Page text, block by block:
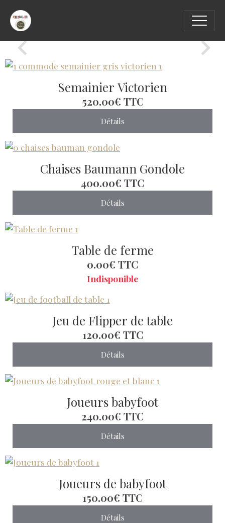
Semainier Victorien
520.00€ TTC
Détails
Chaises Baumann Gondole
400.00€ TTC
Détails
Table de ferme
0.00€ TTC
Indisponible
Jeu de Flipper de table
120.00€ TTC
Détails
Joueurs babyfoot
240.00€ TTC
Détails
Joueurs de babyfoot
150.00€ TTC
Détails